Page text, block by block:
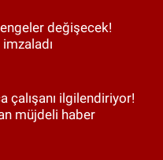
değişecek!
çalışanı ilgilendiriyor!
müjdeli haber